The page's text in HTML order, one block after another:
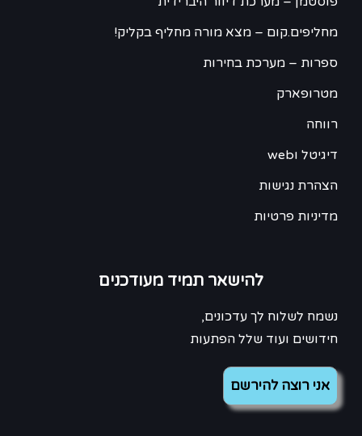
מחליפים.קום – מצא מורה מחליף בקליק!
ספרות – מערכת בחירות
מטרופארק
רווחה
דיגיטל וweb
הצהרת נגישות
מדיניות פרטיות
להישאר תמיד מעודכנים
נשמח לשלוח לך עדכונים,
חידושים ועוד שלל הפתעות